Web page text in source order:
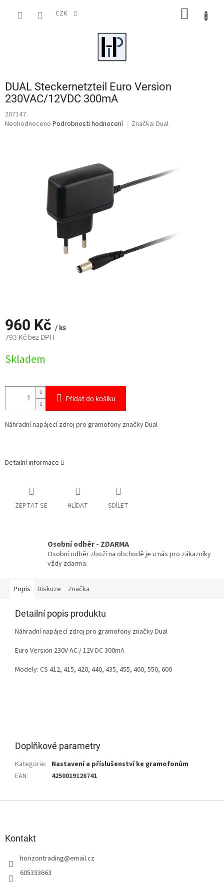
CZK
DUAL Steckernetzteil Euro Version
230VAC/12VDC 300mA
207147
Průměrné
Neohodnoceno Podrobnosti hodnocení Značka: Dual
960 Kč / ks
793 Kč bez DPH
cena:
Skladem
Přidat do košíku
Náhradní napájecí zdroj pro gramofony značky Dual
Detailní informace
ZEPTAT SE HLÍDAT SDÍLET
Osobní odběr - ZDARMA
Osobní odběr zboží na obchodě je u nás pro zákazníky
vždy zdarma.
Popis Diskuze Značka
Detailní popis produktu
Náhradní napájecí zdroj pro gramofony značky Dual
Euro Version 230V AC / 12V DC 300mA
Modely: CS 412, 415, 420, 440, 435, 455, 460, 550, 600
Doplňkové parametry
Kategorie: Nastavení a příslušenství ke gramofonům
EAN: 4250019126741
Kontakt
horizontrading@email.cz
605333663